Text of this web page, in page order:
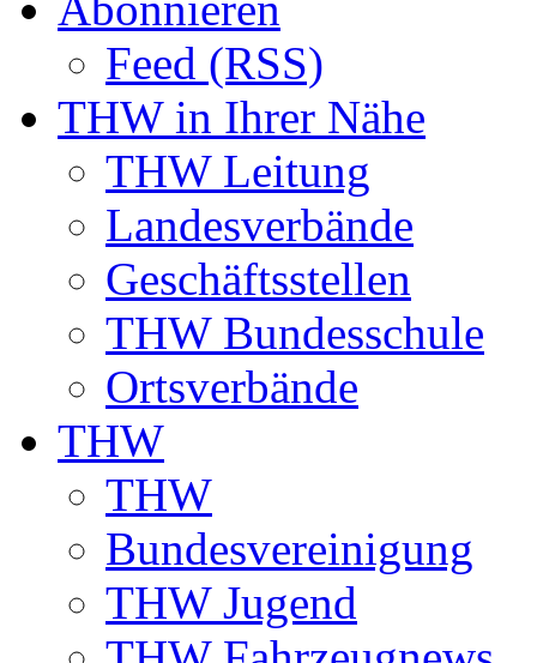
Feed (RSS)
THW in Ihrer Nähe
THW Leitung
Landesverbände
Geschäftsstellen
THW Bundesschule
Ortsverbände
THW
THW
Bundesvereinigung
THW Jugend